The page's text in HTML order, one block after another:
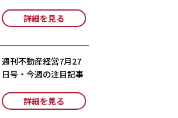
詳細を見る
週刊不動産経営7月27
日号・今週の注目記事
詳細を見る